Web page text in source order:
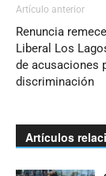
Artículo anterior
Renuncia
Liberal Los
de acusaciones
discriminación
Artículos